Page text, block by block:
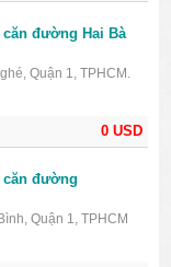
0 USD
đường Hai Bà
Quận 1, TPHCM.
căn đường
Quận 1, TPHCM